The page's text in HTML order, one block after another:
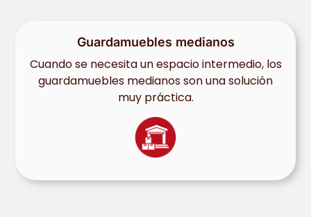
Guardamuebles medianos
Cuando se necesita un espacio intermedio, los
guardamuebles medianos son una solución
muy práctica.